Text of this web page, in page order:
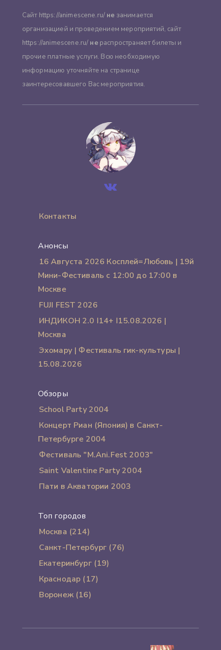
Сайт https://animescene.ru/ не занимается
организацией и проведением мероприятий, сайт
https://animescene.ru/ нераспространяет билеты и
прочие платные услуги. Всю необходимую
информацию уточняйте на странице
заинтересовавшего Вас мероприятия.
Контакты
Анонсы
16 Августа 2026 Косплей=Любовь | 19й
Мини-Фестиваль с 12:00 до 17:00 в
Москве
FUJI FEST 2026
ИНДИКОН 2.0 ӏ 14+ ӏ 15.08.2026 |
Москва
Эхомару | Фестиваль гик-культуры |
15.08.2026
Обзоры
School Party 2004
Концерт Риан (Япония) в Санкт-
Петербурге 2004
Фестиваль "M.Ani.Fest 2003"
Saint Valentine Party 2004
Пати в Акватории 2003
Топ городов
Москва (214)
Санкт-Петербург (76)
Екатеринбург (19)
Краснодар (17)
Воронеж (16)